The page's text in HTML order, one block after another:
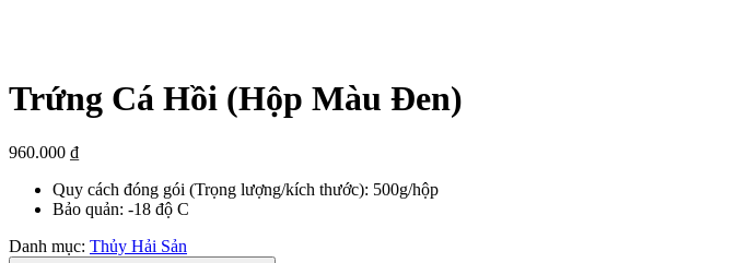
Trứng Cá Hồi (Hộp Màu Đen)
960.000 ₫
Quy cách đóng gói (Trọng lượng/kích thước): 500g/hộp
Bảo quản: -18 độ C
Danh mục: Thủy Hải Sản